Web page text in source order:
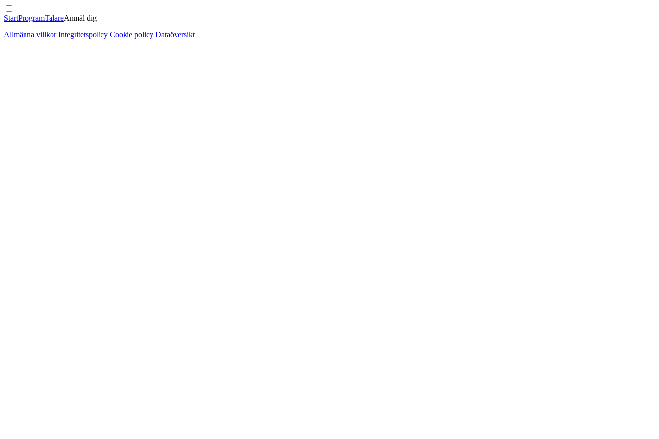
StartProgramTalareAnmäl dig
Allmänna villkor Integritetspolicy Cookie policy Dataöversikt